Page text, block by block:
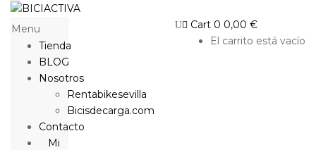
Menu
Tienda
BLOG
Nosotros
Rentabikesevilla
Bicisdecarga.com
Contacto
Mi
Cart 0 0,00 €
El carrito está vacío